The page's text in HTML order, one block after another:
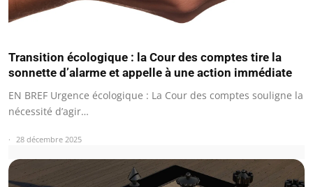
Transition écologique : la Cour des comptes tire la
sonnette d’alarme et appelle à une action immédiate
EN BREF Urgence écologique : La Cour des comptes souligne la
nécessité d’agir…
28 décembre 2025